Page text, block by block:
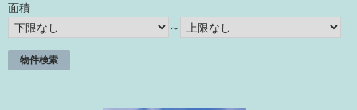
面積
～